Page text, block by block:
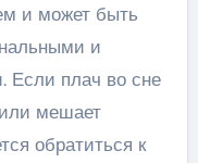
и может быть
и
Если плач во сне
мешает
обратиться к